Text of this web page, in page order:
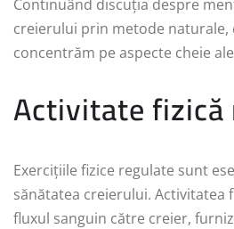
Continuând discuția despre
creierului prin metode naturale,
concentrăm pe aspecte cheie
Activitate
Exercițiile fizice regulate sunt
sănătatea creierului. Activitatea
fluxul sanguin către creier,